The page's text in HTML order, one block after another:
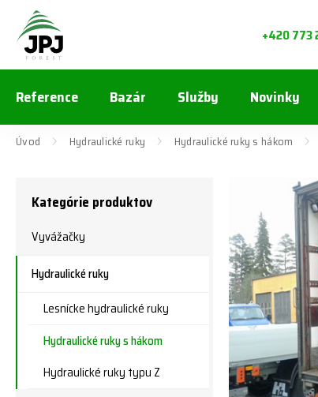
+420 773
Reference Bazár Služby Novinky
Úvod Hydraulické ruky Hydraulické ruky s hákom
Kategórie produktov
Vyvážačky
Hydraulické ruky
Lesnícke hydraulické ruky
Hydraulické ruky s hákom
Hydraulické ruky typu Z